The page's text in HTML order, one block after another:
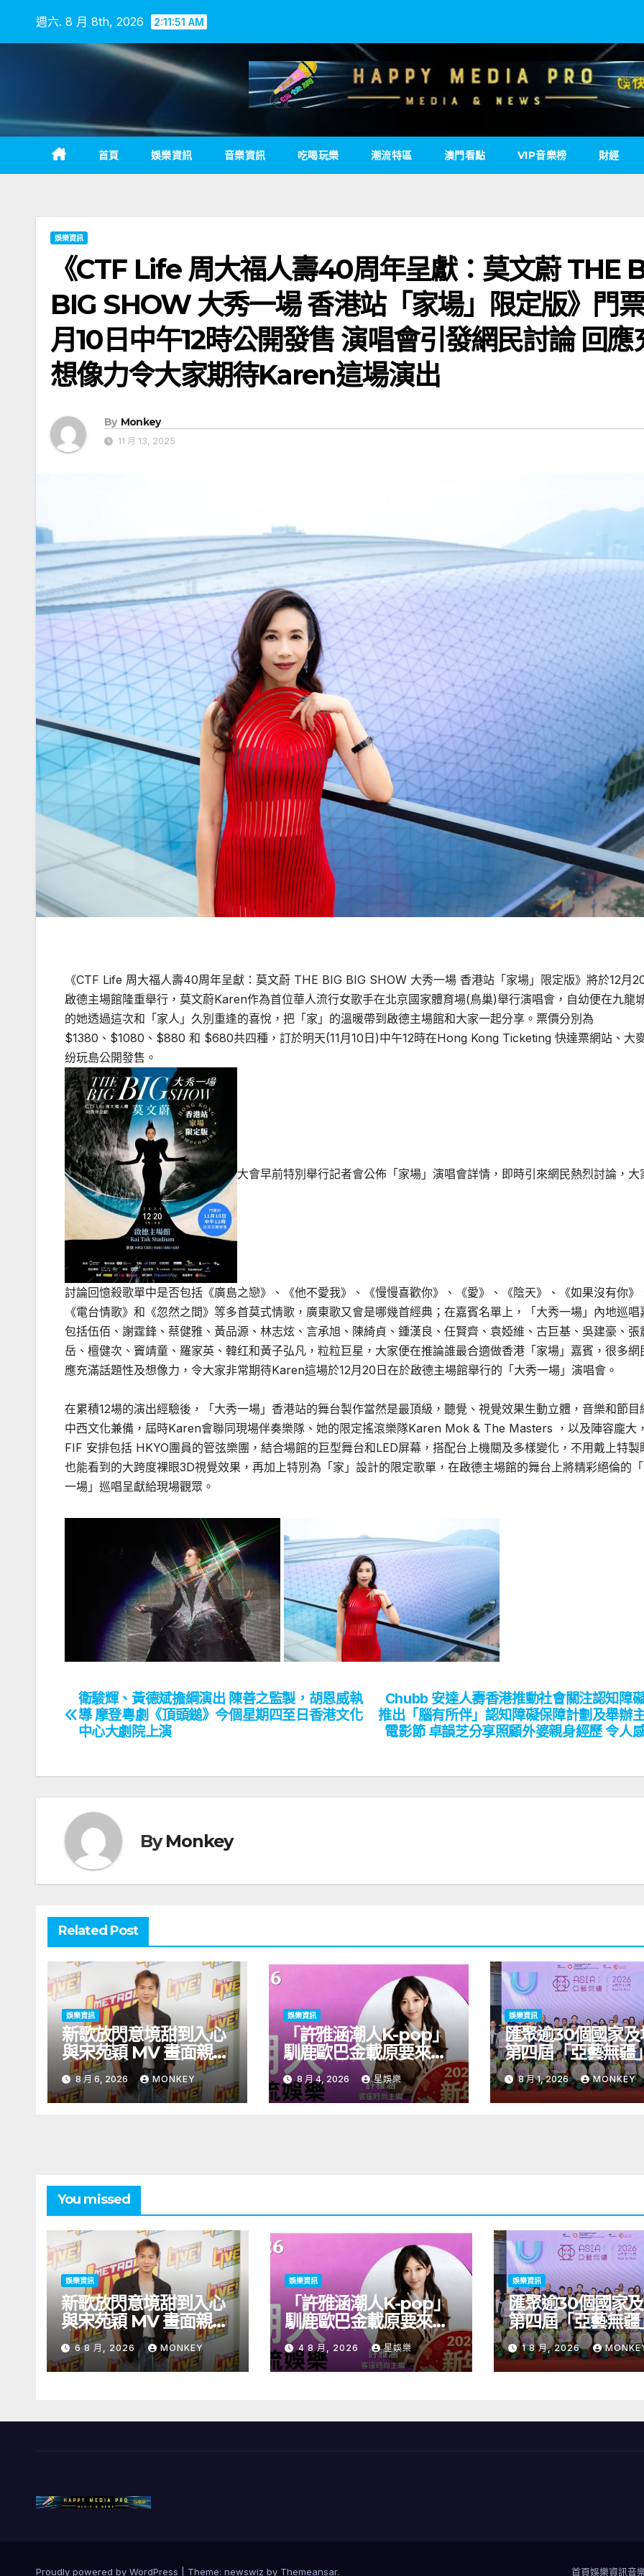
週六. 8 月 8th, 2026 2:11:52 AM
首頁 娛樂資訊 音樂資訊 吃喝玩樂 潮流特區 澳門看點 VIP音樂榜 財經
娛樂資訊
《CTF Life 周大福人壽40周年呈獻：莫文蔚 THE
BIG SHOW 大秀一場 香港站「家場」限定版》門票
月10日中午12時公開發售 演唱會引發網民討論 回應
想像力令大家期待Karen這場演出
By Monkey
11 月 13, 2025
《CTF Life 周大福人壽40周年呈獻：莫文蔚 THE BIG BIG SHOW 大秀一場 香港站「家場」限定版》將於12月
啟德主場館隆重舉行，莫文蔚Karen作為首位華人流行女歌手在北京國家體育場(鳥巢)舉行演唱會，自幼便在九龍
的她透過這次和「家人」久別重逢的喜悅，把「家」的溫暖帶到啟德主場館和大家一起分享。票價分別為
$1380、$1080、$880 和 $680共四種，訂於明天(11月10日)中午12時在Hong Kong Ticketing 快達票網站、大
纷玩島公開發售。
大會早前特別舉行記者會公佈「家場」演唱會詳情，即時引來網民熱烈討論，大
討論回憶殺歌單中是否包括《廣島之戀》、《他不愛我》、《慢慢喜歡你》、《愛》、《陰天》、《如果沒有你》
《電台情歌》和《忽然之間》等多首莫式情歌，廣東歌又會是哪幾首經典；在嘉賓名單上，「大秀一場」內地巡唱
包括伍佰、謝霆鋒、蔡健雅、黃品源、林志炫、言承旭、陳綺貞、鍾漢良、任賢齊、袁婭維、古巨基、吳建豪、張
岳、檀健次、竇靖童、羅家英、韓红和黃子弘凡，粒粒巨星，大家便在推論誰最合適做香港「家場」嘉賓，很多網
應充滿話題性及想像力，令大家非常期待Karen這場於12月20日在於啟德主場館舉行的「大秀一場」演唱會。
在累積12場的演出經驗後，「大秀一場」香港站的舞台製作當然是最頂級，聽覺、視覺效果生動立體，音樂和節目
中西文化兼備，屆時Karen會聯同現場伴奏樂隊、她的限定搖滾樂隊Karen Mok & The Masters ，以及陣容龐大
FIF 安排包括 HKYO團員的管弦樂團，結合場館的巨型舞台和LED屏幕，搭配台上機關及多樣變化，不用戴上特製
也能看到的大跨度裸眼3D視覺效果，再加上特別為「家」設計的限定歌單，在啟德主場館的舞台上將精彩絕倫的
一場」巡唱呈獻給現場觀眾。
文
章
Chubb 安達人壽香港推動社會關注認知障
推出「腦有所伴」認知障礙保障計劃及舉辦
電影節 卓韻芝分享照顧外婆親身經歷 令人
衛駿輝、黃德斌擔綱演出 陳善之監製，胡恩威執
導 摩登粵劇《頂頭鎚》今個星期四至日香港文化
中心大劇院上演
ByMonkey
Related Post
娛樂資訊
新歌放閃意境甜到入心
與宋苑穎 MV 畫面親暱
太太呷醋 周吉佩廣州一
日三場熱血 Busking
8 月 6, 2026 MONKEY
娛樂資訊
「許雅涵潮人K-pop」
馴鹿歐巴金載原要來台
北！青龍新人首場海外
見面會8/9開搶
8 月 4, 2026 星娛樂
娛樂資訊
匯聚逾30個國家及
第四屆「亞藝無疆
術節將於9至11月
開幕節目《三角演
音樂會演出陣容包
8 月 1, 2026 MONKEY
You missed
娛樂資訊
新歌放閃意境甜到入心
與宋苑穎 MV 畫面親暱
太太呷醋 周吉佩廣州一
日三場熱血 Busking
6 8 月, 2026 MONKEY
娛樂資訊
「許雅涵潮人K-pop」
馴鹿歐巴金載原要來台
北！青龍新人首場海外
見面會8/9開搶
4 8 月, 2026 星娛樂
娛樂資訊
匯聚逾30個國家
第四屆「亞藝無疆
術節將於9至11月
開幕節目《三角演
音樂會演出陣容包
1 8 月, 2026
Proudly powered by WordPress Theme: newswiz by Themeansar. 首頁娛樂資訊音